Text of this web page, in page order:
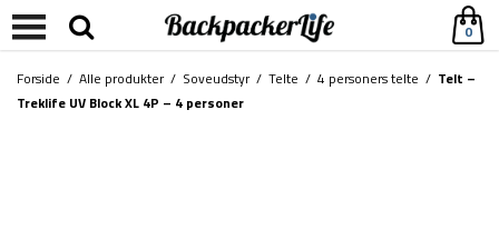
0
Forside / Alle produkter/ Soveudstyr/ Telte / 4 personers telte / Telt –
Treklife UV Block XL 4P – 4 personer